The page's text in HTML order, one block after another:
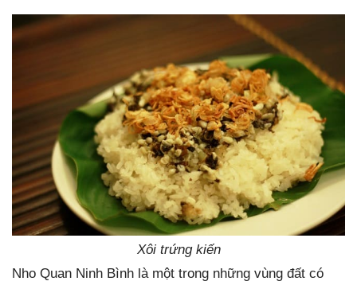
Xôi trứng kiến
Nho Quan Ninh Bình là một trong những vùng đất có